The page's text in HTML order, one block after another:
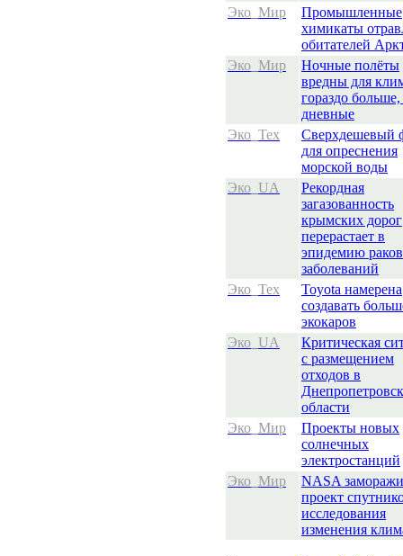
Эко_Мир
Промышленные
химикаты
обитателей
Эко_Мир
Ночные полёты
вредны для
гораздо
дневные
Эко_Тех
Сверхдешевый
для опреснения
морской воды
Эко_UA
Рекордная
загазованность
крымских дорог
перерастает в
эпидемию
заболеваний
Эко_Тех
Toyota намерена
создавать
экокаров
Эко_UA
Критическая
с размещением
отходов в
области
Эко_Мир
Проекты новых
солнечных
электростанций
Эко_Мир
NASA
проект
исследования
изменения